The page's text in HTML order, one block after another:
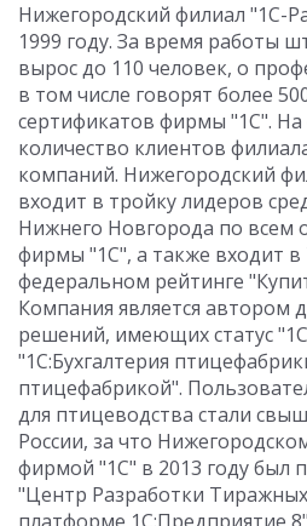
Нижегородский филиал "1С-
1999 году. За время работы
вырос до 110 человек, о
в том числе говорят более
сертификатов фирмы "1С".
количество клиентов
компаний. Нижегородский
входит в тройку лидеров
Нижнего Новгорода по всем
фирмы "1С", а также входит
федеральном рейтинге
Компания является автором
решений, имеющих статус
"1С:Бухгалтерия
птицефабрикой".
для птицеводства стали
России, за что
фирмой "1С" в 2013 году был
"Центр Разработки